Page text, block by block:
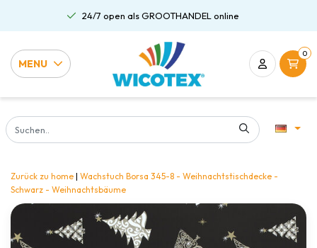
24/7 open als GROOTHANDEL online
MENU
0
Zurück zu home | Wachstuch Borsa 345-8 - Weihnachtstischdecke -
Schwarz - Weihnachtsbäume